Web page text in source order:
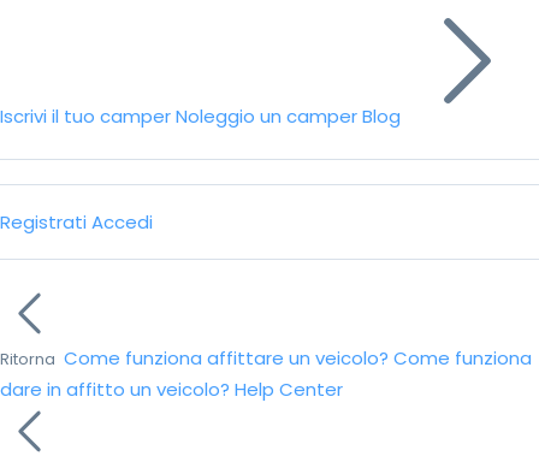
Iscrivi il tuo camperNoleggio un camperBlog
Registrati Accedi
Ritorna Come funziona affittare un veicolo? Come funziona
dare in affitto un veicolo? Help Center